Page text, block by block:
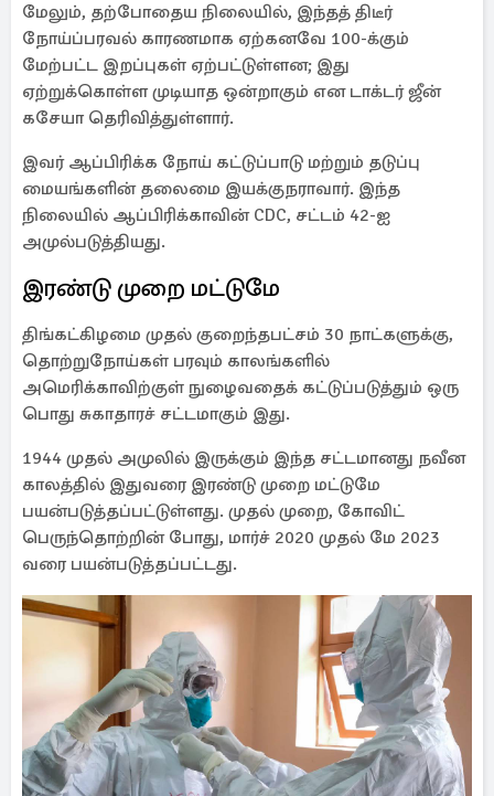
மேலும், தற்போதைய நிலையில், இந்தத் திடீர்
நோய்ப்பரவல் காரணமாக ஏற்கனவே 100-க்கும்
மேற்பட்ட இறப்புகள் ஏற்பட்டுள்ளன; இது
ஏற்றுக்கொள்ள முடியாத ஒன்றாகும் என டாக்டர் ஜீன்
கசேயா தெரிவித்துள்ளார்.
இவர் ஆப்பிரிக்க நோய் கட்டுப்பாடு மற்றும் தடுப்பு
மையங்களின் தலைமை இயக்குநராவார். இந்த
நிலையில் ஆப்பிரிக்காவின் CDC, சட்டம் 42-ஐ
அமுல்படுத்தியது.
இரண்டு முறை மட்டுமே
திங்கட்கிழமை முதல் குறைந்தபட்சம் 30 நாட்களுக்கு,
தொற்றுநோய்கள் பரவும் காலங்களில்
அமெரிக்காவிற்குள் நுழைவதைக் கட்டுப்படுத்தும் ஒரு
பொது சுகாதாரச் சட்டமாகும் இது.
1944 முதல் அமுலில் இருக்கும் இந்த சட்டமானது நவீன
காலத்தில் இதுவரை இரண்டு முறை மட்டுமே
பயன்படுத்தப்பட்டுள்ளது. முதல் முறை, கோவிட்
பெருந்தொற்றின் போது, ​​மார்ச் 2020 முதல் மே 2023
வரை பயன்படுத்தப்பட்டது.